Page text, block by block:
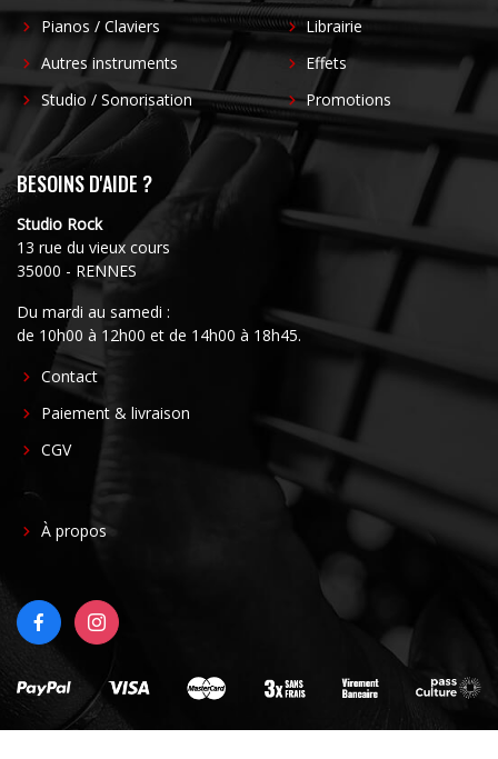
Pianos / Claviers
Autres instruments
Studio / Sonorisation
Librairie
Effets
Promotions
BESOINS D'AIDE ?
Studio Rock
13 rue du vieux cours
35000 - RENNES
Du mardi au samedi :
de 10h00 à 12h00 et de 14h00 à 18h45.
FOOTER
CENTER
Contact
Paiement & livraison
CGV
FOOTER
À propos
FACEBOOKINSTAGRAM